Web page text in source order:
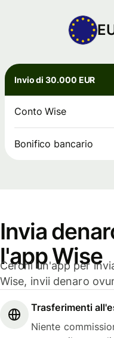
Invio di 30.000 EUR
Conto Wise
Bonifico bancario
Invia
l'app Wise
Cerchi un'app per
Wise, invii denaro
Trasferimenti
Niente